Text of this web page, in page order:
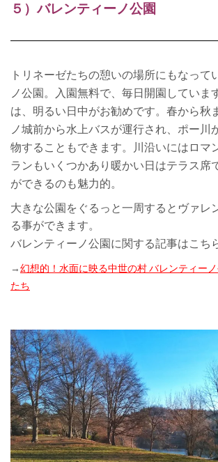
５）バレンティーノ公園
トリネーゼたちの憩いの場所にもなって
ノ公園。入園無料で、毎日開園していま
は、明るい日中がお勧めです。 春から秋
ノ城前から水上バスが運行され、ポー川
物することもできます。
川沿いにはロマ
ランもいくつかあり 暖かい日はテラス席
ができるのも魅力的。
大きな公園をぐるっと一周するとヴァレ
る事ができます。
バレンティーノ公園に関する記事はこち
→幻想的！水面に映る中世の村 バレンティー
たち